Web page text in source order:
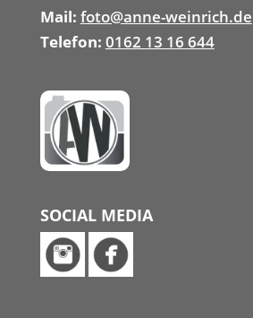
Mail: foto@anne-weinrich.de
Telefon: 0162 13 16 644
SOCIAL MEDIA